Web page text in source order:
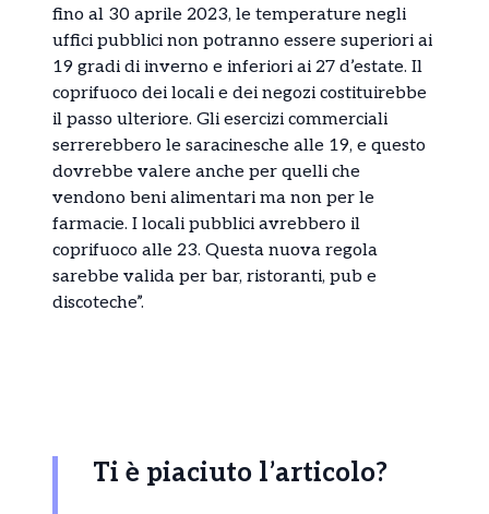
fino al 30 aprile 2023, le temperature negli
uffici pubblici non potranno essere superiori ai
19 gradi di inverno e inferiori ai 27 d’estate. Il
coprifuoco dei locali e dei negozi costituirebbe
il passo ulteriore. Gli esercizi commerciali
serrerebbero le saracinesche alle 19, e questo
dovrebbe valere anche per quelli che
vendono beni alimentari ma non per le
farmacie. I locali pubblici avrebbero il
coprifuoco alle 23. Questa nuova regola
sarebbe valida per bar, ristoranti, pub e
discoteche”.
Ti è piaciuto l’articolo?